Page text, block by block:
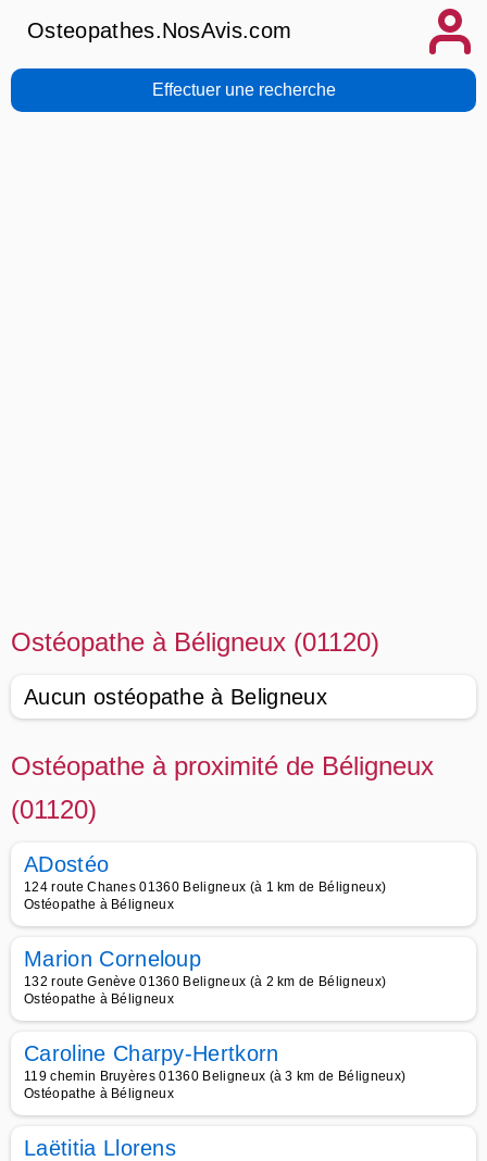
Osteopathes.NosAvis.com
Effectuer une recherche
Ostéopathe à Béligneux (01120)
Aucun ostéopathe à Beligneux
Ostéopathe à proximité de Béligneux
(01120)
ADostéo
124 route Chanes 01360 Beligneux (à 1 km de Béligneux)
Ostéopathe à Béligneux
Marion Corneloup
132 route Genève 01360 Beligneux (à 2 km de Béligneux)
Ostéopathe à Béligneux
Caroline Charpy-Hertkorn
119 chemin Bruyères 01360 Beligneux (à 3 km de Béligneux)
Ostéopathe à Béligneux
Laëtitia Llorens